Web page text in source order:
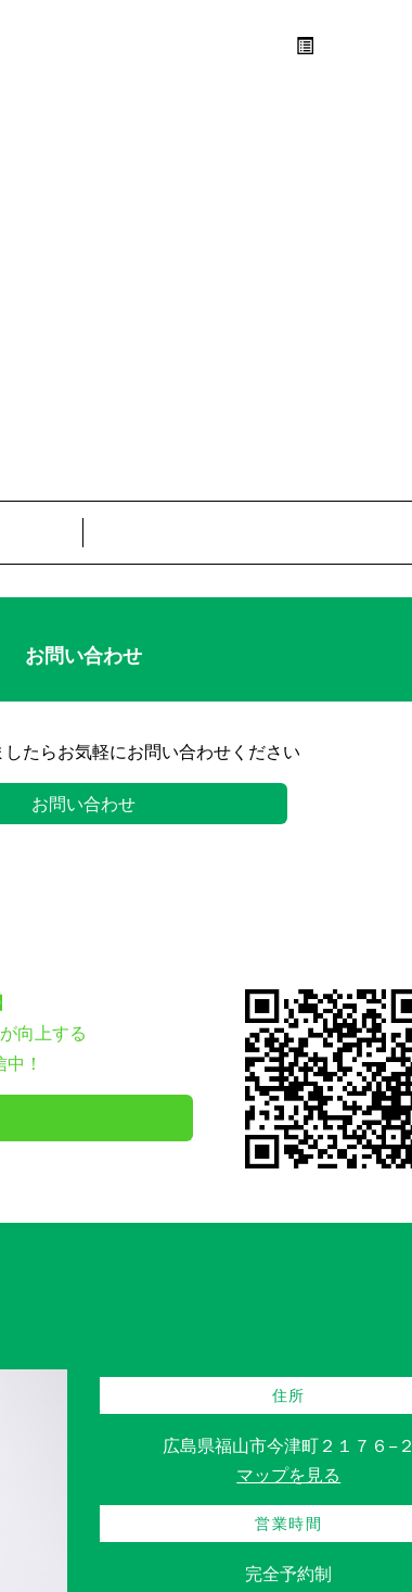
お問い合わせ
たらお気軽にお問い合わせください
お問い合わせ
向上する
！
住所
広島県福山市今津町２１７６−２
マップを見る
営業時間
完全予約制